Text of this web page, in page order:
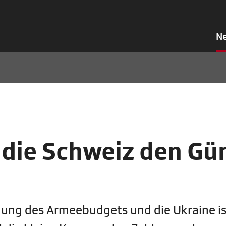
Schweiz den
des Armeebudgets und die Ukraine